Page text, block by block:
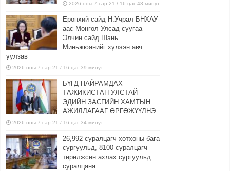
2026 оны 7 сар 21 / 16 цаг 43 минут
Ерөнхий сайд Н.Учрал БНХАУ-
аас Монгол Улсад суугаа
Элчин сайд Шэнь
Миньжюанийг хүлээн авч
уулзав
2026 оны 7 сар 21 / 16 цаг 39 минут
БҮГД НАЙРАМДАХ
ТАЖИКИСТАН УЛСТАЙ
ЭДИЙН ЗАСГИЙН ХАМТЫН
АЖИЛЛАГААГ ӨРГӨЖҮҮЛНЭ
2026 оны 7 сар 21 / 16 цаг 34 минут
26,992 суралцагч хотхоны бага
сургуульд, 8100 суралцагч
төрөлжсөн ахлах сургуульд
суралцана